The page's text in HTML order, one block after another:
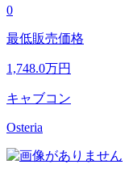
0
最低販売価格
1,748.0万円
キャブコン
Osteria